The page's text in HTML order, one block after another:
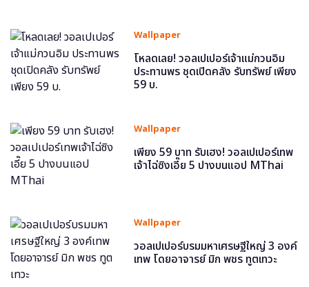
Wallpaper
โหลดเลย! วอลเปเปอร์เจ้าแม่กวนอิม
ประทานพร ชุดเปิดคลัง รับทรัพย์ เพียง
59 บ.
Wallpaper
เพียง 59 บาท รับเฮง! วอลเปเปอร์เทพ
เจ้าไฉ่ซิงเอี๊ย 5 ปางบนแอป MThai
Wallpaper
วอลเปเปอร์บรมมหาเศรษฐีใหญ่ 3 องค์
เทพ โดยอาจารย์ มิก พชร ทูตเทวะ